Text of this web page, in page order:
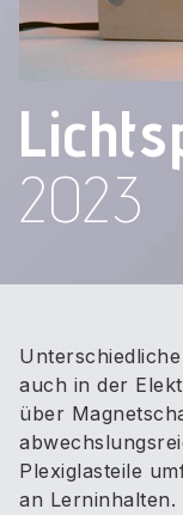
2023
auch in der
über
Plexiglasteile
an Lerninhalten.